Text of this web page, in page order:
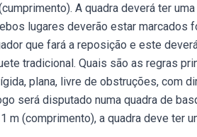
A quadra deverá ter
lugares deverão estar marcados
que fará a reposição e este
tradicional. Quais são as regras
plana, livre de obstruções, com
será disputado numa quadra de
m (comprimento), a quadra deve ter